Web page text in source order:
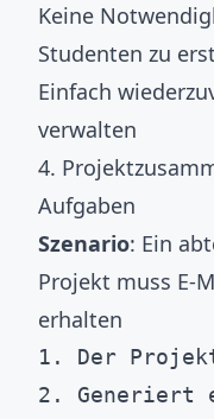
Keine
Studenten zu
Einfach
verwalten
4.
Aufgaben
Szenario: Ein
Projekt muss E-
erhalten
1. Der
2. Generiert